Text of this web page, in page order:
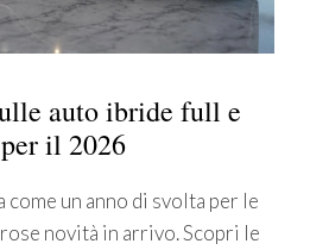
auto ibride full e
il 2026
un anno di svolta per le
novità in arrivo. Scopri le